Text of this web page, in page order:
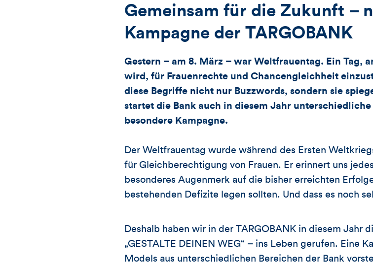
Gemeinsam für die Zukunft –
Kampagne der TARGOBANK
Gestern – am 8. März – war Weltfrauentag. Ein Tag,
wird, für Frauenrechte und Chancengleichheit
diese Begriffe nicht nur Buzzwords, sondern sie
startet die Bank auch in diesem Jahr
besondere Kampagne.
Der Weltfrauentag wurde während des Ersten
für Gleichberechtigung von Frauen. Er erinnert uns
besonderes Augenmerk auf die bisher erreichten
bestehenden Defizite legen sollten. Und dass es noch
Deshalb haben wir in der TARGOBANK in diesem Jahr
„GESTALTE DEINEN WEG“ – ins Leben gerufen. Eine
Models aus unterschiedlichen Bereichen der Bank